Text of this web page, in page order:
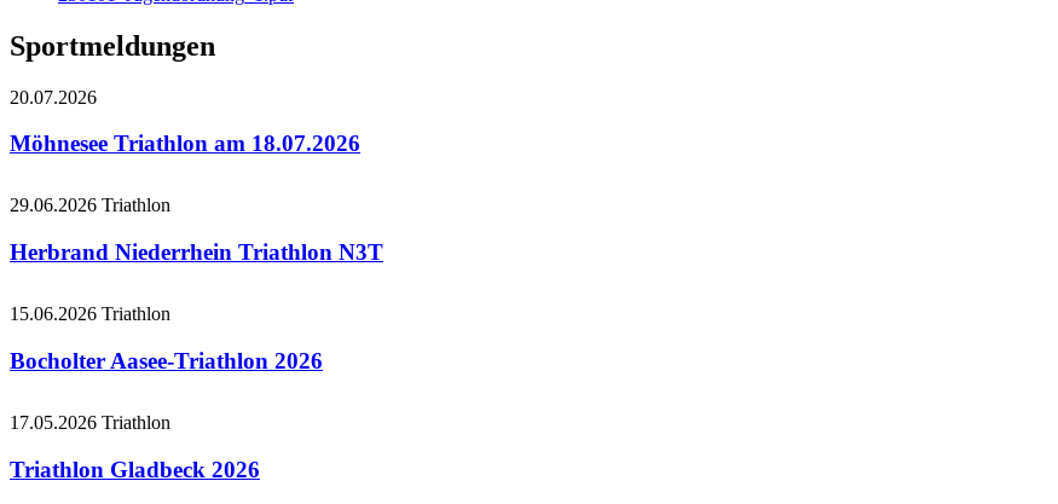
Sportmeldungen
20.07.2026
Möhnesee Triathlon am 18.07.2026
29.06.2026 Triathlon
Herbrand Niederrhein Triathlon N3T
15.06.2026 Triathlon
Bocholter Aasee-Triathlon 2026
17.05.2026 Triathlon
Triathlon Gladbeck 2026